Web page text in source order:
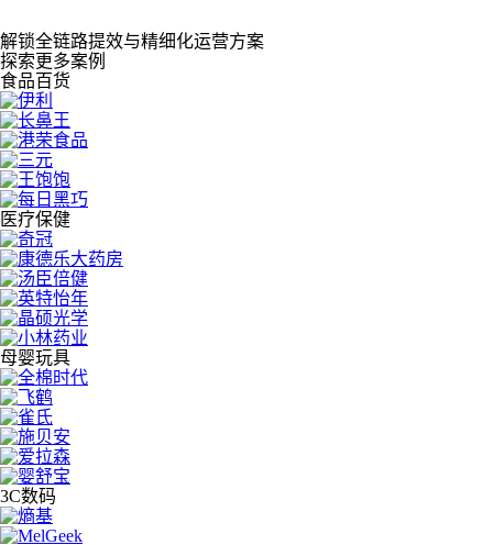
解锁全链路提效与精细化运营方案
探索更多案例
食品百货
医疗保健
母婴玩具
3C数码